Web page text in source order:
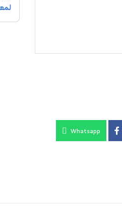
Whatsapp